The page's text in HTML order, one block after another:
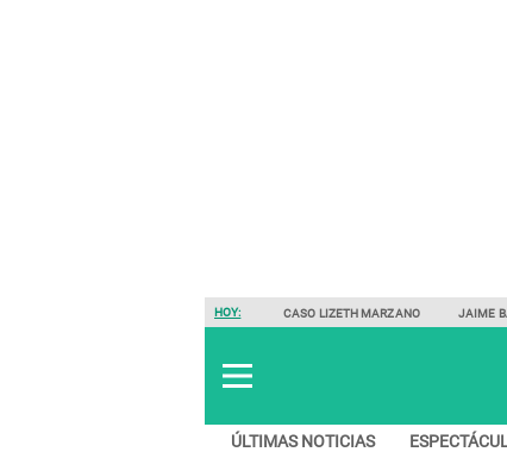
HOY: CASO LIZETH MARZANO JAIME
ÚLTIMAS NOTICIAS